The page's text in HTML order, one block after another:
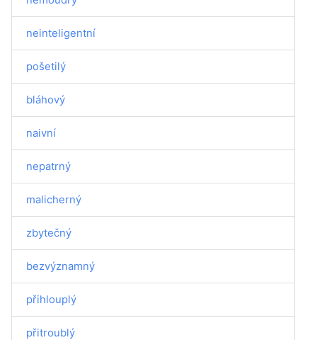
neinteligentní
pošetilý
bláhový
naivní
nepatrný
malicherný
zbytečný
bezvýznamný
přihlouplý
přitroublý